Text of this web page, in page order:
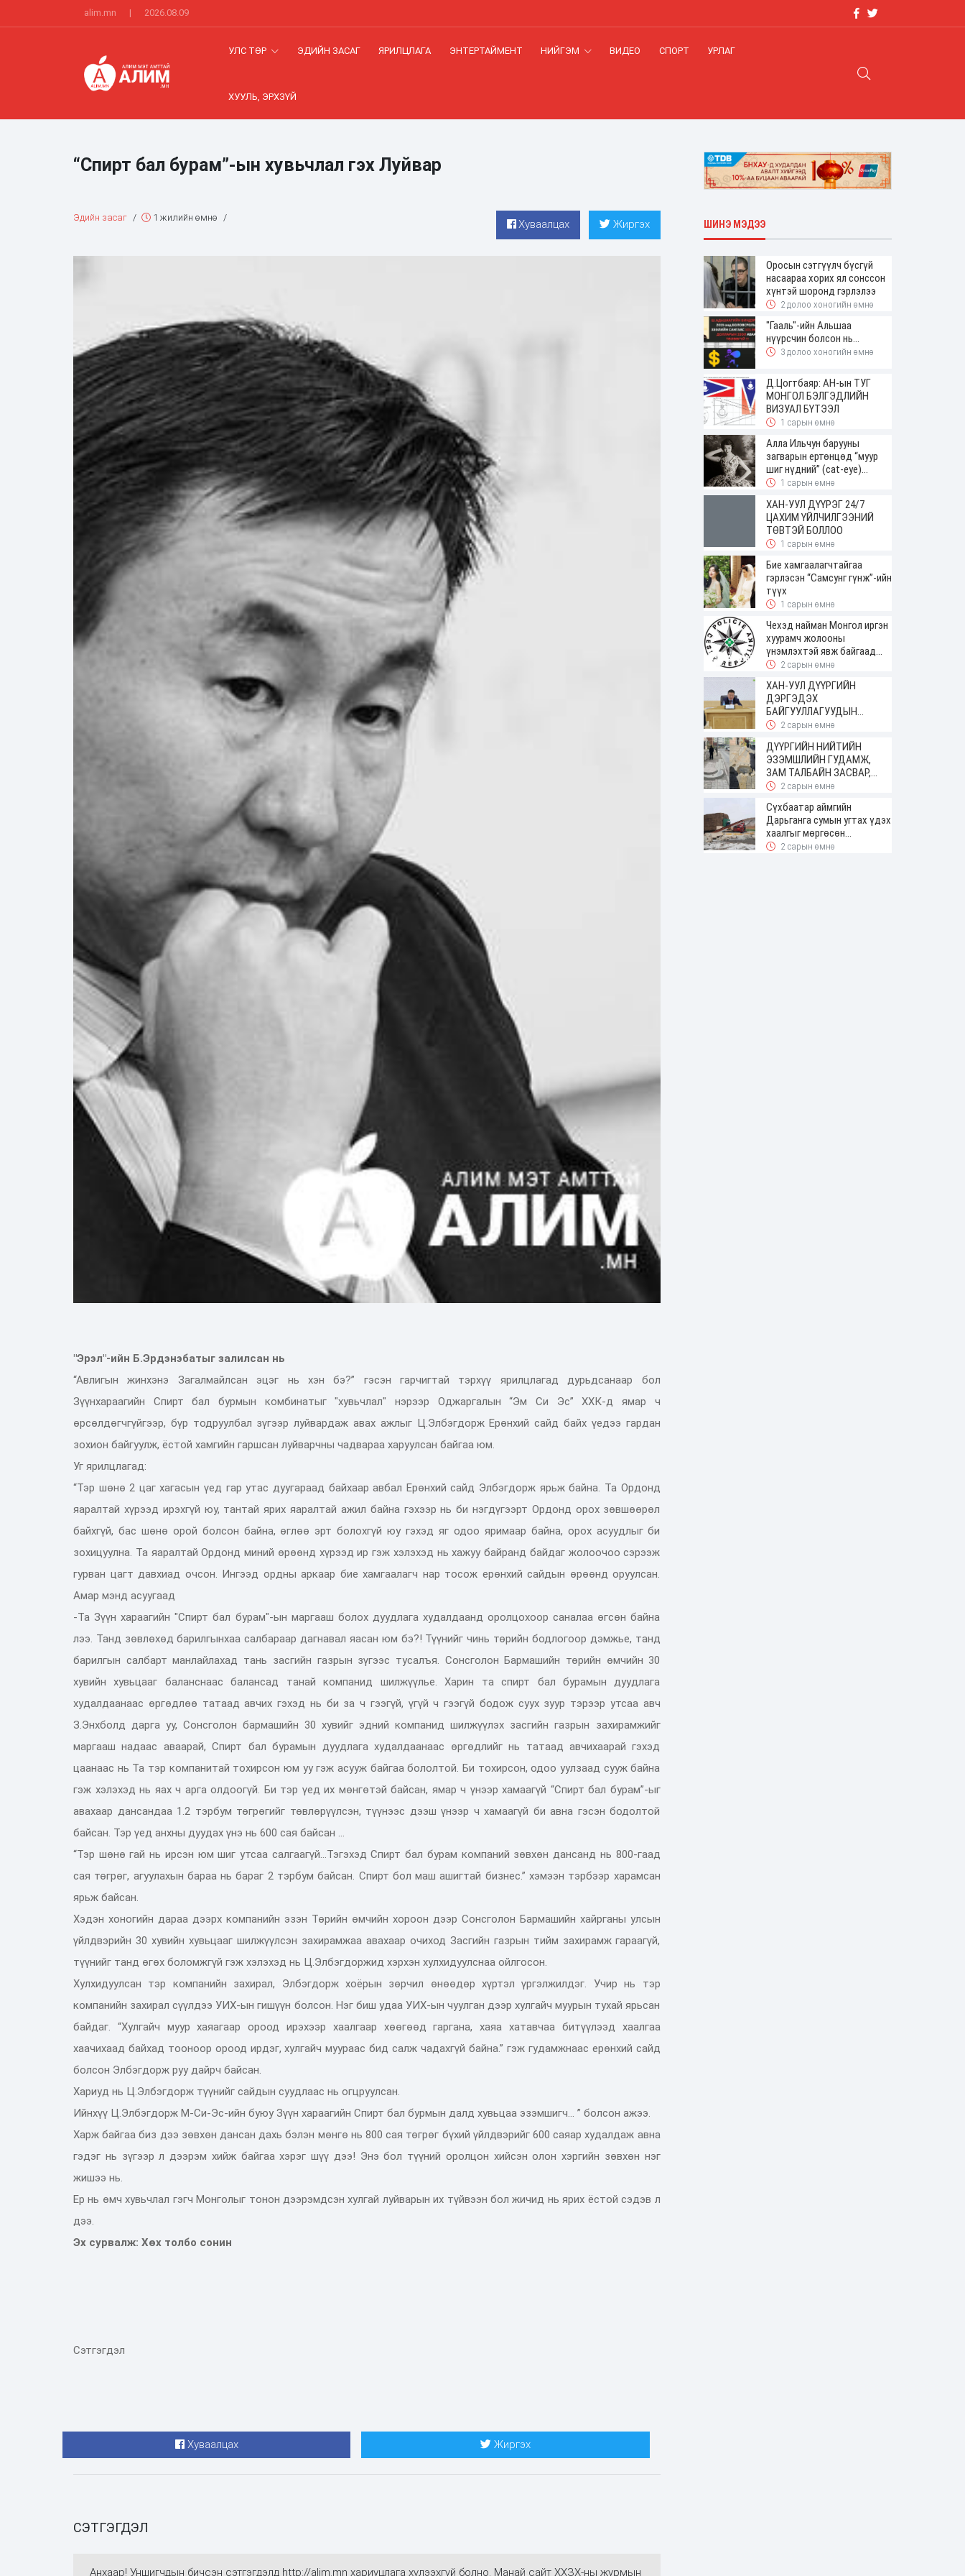
alim.mn | 2026.08.09
УЛС ТӨР ЭДИЙН ЗАСАГ ЯРИЛЦЛАГА ЭНТЕРТАЙМЕНТ НИЙГЭМ ВИДЕО СПОРТ УРЛАГ
ХУУЛЬ, ЭРХЗҮЙ
“Спирт бал бурам”-ын хувьчлал гэх Луйвар
Эдийн засаг / 1 жилийн өмнө / Хуваалцах Жиргэх
"Эрэл"-ийн Б.Эрдэнэбатыг залилсан нь
“Авлигын жинхэнэ Загалмайлсан эцэг нь хэн бэ?” гэсэн гарчигтай тэрхүү ярилцлагад дурьдсанаар бол
Зүүнхараагийн Спирт бал бурмын комбинатыг "хувьчлал" нэрээр Оджаргалын “Эм Си Эс” ХХК-д ямар ч
өрсөлдөгчгүйгээр, бүр тодруулбал зүгээр луйвардаж авах ажлыг Ц.Элбэгдорж Ерөнхий сайд байх үедээ гардан
зохион байгуулж, ёстой хамгийн гаршсан луйварчны чадвараа харуулсан байгаа юм.
Уг ярилцлагад:
“Тэр шөнө 2 цаг хагасын үед гар утас дуугараад байхаар авбал Ерөнхий сайд Элбэгдорж ярьж байна. Та Ордонд
яаралтай хүрээд ирэхгүй юу, тантай ярих яаралтай ажил байна гэхээр нь би нэгдүгээрт Ордонд орох зөвшөөрөл
байхгүй, бас шөнө орой болсон байна, өглөө эрт болохгүй юу гэхэд яг одоо яримаар байна, орох асуудлыг би
зохицуулна. Та яаралтай Ордонд миний өрөөнд хүрээд ир гэж хэлэхэд нь хажуу байранд байдаг жолоочоо сэрээж
гурван цагт давхиад очсон. Ингээд ордны аркаар бие хамгаалагч нар тосож ерөнхий сайдын өрөөнд оруулсан.
Амар мэнд асуугаад
-Та Зүүн хараагийн "Спирт бал бурам"-ын маргааш болох дуудлага худалдаанд оролцохоор саналаа өгсөн байна
лээ. Танд зөвлөхөд барилгынхаа салбараар дагнавал яасан юм бэ?! Түүнийг чинь төрийн бодлогоор дэмжье, танд
барилгын салбарт манлайлахад тань засгийн газрын зүгээс тусалъя. Сонсголон Бармашийн төрийн өмчийн 30
хувийн хувьцааг баланснаас балансад танай компанид шилжүүлье. Харин та спирт бал бурамын дуудлага
худалдаанаас өргөдлөө татаад авчих гэхэд нь би за ч гээгүй, үгүй ч гээгүй бодож суух зуур тэрээр утсаа авч
З.Энхболд дарга уу, Сонсголон бармашийн 30 хувийг эдний компанид шилжүүлэх засгийн газрын захирамжийг
маргааш надаас аваарай, Спирт бал бурамын дуудлага худалдаанаас өргөдлийг нь татаад авчихаарай гэхэд
цаанаас нь Та тэр компанитай тохирсон юм уу гэж асууж байгаа бололтой. Би тохирсон, одоо уулзаад сууж байна
гэж хэлэхэд нь яах ч арга олдоогүй. Би тэр үед их мөнгөтэй байсан, ямар ч үнээр хамаагүй “Спирт бал бурам”-ыг
авахаар дансандаа 1.2 тэрбум төгрөгийг төвлөрүүлсэн, түүнээс дээш үнээр ч хамаагүй би авна гэсэн бодолтой
байсан. Тэр үед анхны дуудах үнэ нь 600 сая байсан ...
“Тэр шөнө гай нь ирсэн юм шиг утсаа салгаагүй…Тэгэхэд Спирт бал бурам компаний зөвхөн дансанд нь 800-гаад
сая төгрөг, агуулахын бараа нь бараг 2 тэрбум байсан. Спирт бол маш ашигтай бизнес.” хэмээн тэрбээр харамсан
ярьж байсан.
Хэдэн хоногийн дараа дээрх компанийн эзэн Төрийн өмчийн хороон дээр Сонсголон Бармашийн хайрганы улсын
үйлдвэрийн 30 хувийн хувьцааг шилжүүлсэн захирамжаа авахаар очиход Засгийн газрын тийм захирамж гараагүй,
түүнийг танд өгөх боломжгүй гэж хэлэхэд нь Ц.Элбэгдоржид хэрхэн хулхидуулснаа ойлгосон.
Хулхидуулсан тэр компанийн захирал, Элбэгдорж хоёрын зөрчил өнөөдөр хүртэл үргэлжилдэг. Учир нь тэр
компанийн захирал сүүлдээ УИХ-ын гишүүн болсон. Нэг биш удаа УИХ-ын чуулган дээр хулгайч муурын тухай ярьсан
байдаг. “Хулгайч муур хаяагаар ороод ирэхээр хаалгаар хөөгөөд гаргана, хаяа хатавчаа битүүлээд хаалгаа
хаачихаад байхад тооноор ороод ирдэг, хулгайч муураас бид салж чадахгүй байна.” гэж гудамжнаас ерөнхий сайд
болсон Элбэгдорж руу дайрч байсан.
Хариуд нь Ц.Элбэгдорж түүнийг сайдын суудлаас нь огцруулсан.
Ийнхүү Ц.Элбэгдорж М-Си-Эс-ийн буюу Зүүн хараагийн Спирт бал бурмын далд хувьцаа эзэмшигч... ” болсон ажээ.
Харж байгаа биз дээ зөвхөн дансан дахь бэлэн мөнгө нь 800 сая төгрөг бүхий үйлдвэрийг 600 саяар худалдаж авна
гэдэг нь зүгээр л дээрэм хийж байгаа хэрэг шүү дээ! Энэ бол түүний оролцон хийсэн олон хэргийн зөвхөн нэг
жишээ нь.
Ер нь өмч хувьчлал гэгч Монголыг тонон дээрэмдсэн хулгай луйварын их түйвээн бол жичид нь ярих ёстой сэдэв л
дээ.
Эх сурвалж: Хөх толбо сонин
Сэтгэгдэл
Хуваалцах Жиргэх
СЭТГЭГДЭЛ
Анхаар! Уншигчдын бичсэн сэтгэгдэлд http://alim.mn хариуцлага хүлээхгүй болно. Манай сайт ХХЗХ-ны журмын
ШИНЭ МЭДЭЭ
Оросын сэтгүүлч бүсгүй
насаараа хорих ял сонссон
хүнтэй шоронд гэрлэлээ
2 долоо хоногийн өмнө
"Гааль"-ийн Альшаа
нүүрсчин болсон нь...
3 долоо хоногийн өмнө
Д.Цогтбаяр: АН-ын ТУГ
МОНГОЛ БЭЛГЭДЛИЙН
ВИЗУАЛ БҮТЭЭЛ
1 сарын өмнө
Алла Ильчун барууны
загварын ертөнцөд “муур
шиг нүдний” (cat-eye)
будалтын трендийг оруулж
1 сарын өмнө
ХАН-УУЛ ДҮҮРЭГ 24/7
ЦАХИМ ҮЙЛЧИЛГЭЭНИЙ
ТӨВТЭЙ БОЛЛОО
1 сарын өмнө
Бие хамгаалагчтайгаа
гэрлэсэн “Самсунг гүнж”-ийн
түүх
1 сарын өмнө
Чехэд найман Монгол иргэн
хуурамч жолооны
үнэмлэхтэй явж байгаад
баригджээ
2 сарын өмнө
ХАН-УУЛ ДҮҮРГИЙН
ДЭРГЭДЭХ
БАЙГУУЛЛАГУУДЫН
УДИРДАХ АЖИЛТНЫ
ЗОХИОН БАЙГУУЛАГДЛАА
2 сарын өмнө
ДҮҮРГИЙН НИЙТИЙН
ЭЗЭМШЛИЙН ГУДАМЖ,
ЗАМ ТАЛБАЙН ЗАСВАР,
ШИНЭЧЛЭЛТИЙН АЖИЛ
2 сарын өмнө
Сүхбаатар аймгийн
Дарьганга сумын угтах үдэх
хаалгыг мөргөсөн
жолоочоос 150 сая төгрөг
2 сарын өмнө